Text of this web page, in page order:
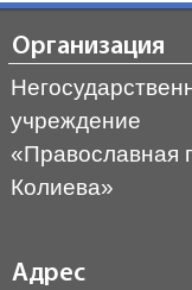
Организация
учреждение
«Православная
Колиева»
Адрес